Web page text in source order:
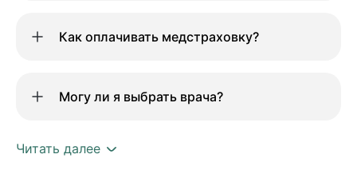
Как оплачивать медстраховку?
Могу ли я выбрать врача?
Читать далее